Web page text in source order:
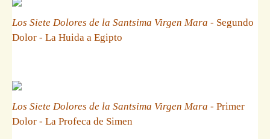
Los Siete Dolores de la Santsima Virgen Mara - Segundo
Dolor - La Huida a Egipto
Los Siete Dolores de la Santsima Virgen Mara - Primer
Dolor - La Profeca de Simen